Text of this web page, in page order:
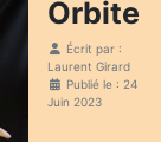
Orbite
Écrit par :
Laurent Girard
Publié le : 24
Juin 2023